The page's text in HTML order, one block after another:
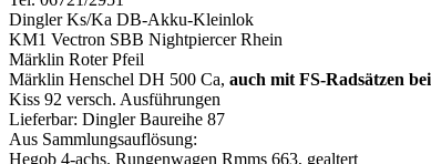
Dingler Ks/Ka DB-Akku-Kleinlok
KM1 Vectron SBB Nightpiercer Rhein
Märklin Roter Pfeil
Märklin Henschel DH 500 Ca, auch mit FS-Radsätzen
Kiss 92 versch. Ausführungen
Lieferbar: Dingler Baureihe 87
Aus Sammlungsauflösung:
Hegob 4-achs. Rungenwagen Rmms 663, gealtert